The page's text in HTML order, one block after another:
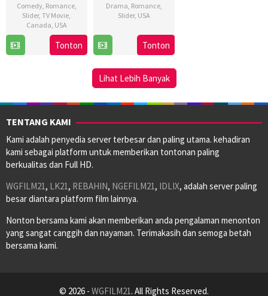
Comedy, Romance,
Slider,TV Movie
Canada USA
Nov
Amy
Force
Tonton
Drama Romance,
Slider, USA
16
Nov
Linda-
Lisa
Tonton
Lihat Lebih Banyak
TENTANG KAMI
Kami adalah penyedia server terbesar dan paling utama. kehadiran
kami sebagai platform untuk memberikan tontonan paling
berkualitas dan Full HD.
WGFILM21, LK21, REBAHIN, NGEFILM21, IDLIX, adalah server paling
besar diantara platform film lainnya.
Nonton bersama kami akan memberikan anda pengalaman menonton
yang sangat canggih dan nayaman. Terimakasih dan semoga betah
bersama kami.
© 2026 - WGFILM21. All Rights Reserved.